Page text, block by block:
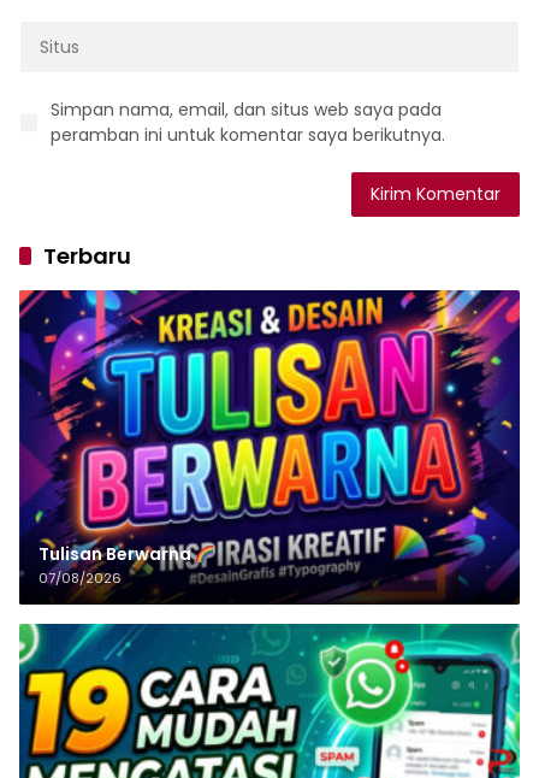
Simpan nama, email, dan situs web saya pada
peramban ini untuk komentar saya berikutnya.
Terbaru
Tulisan‌‌‌‌‌‌‌‌‌‌‌‌‌‌‌‌ Berwarna
07/08/2026